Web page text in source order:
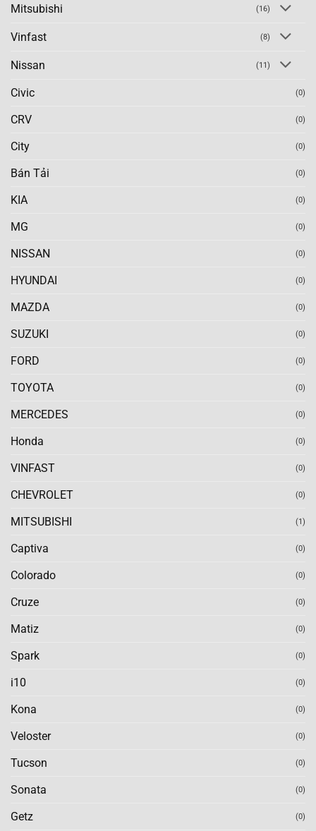
Mitsubishi (16)
Vinfast (8)
Nissan (11)
Civic (0)
CRV (0)
City (0)
Bán Tải (0)
KIA (0)
MG (0)
NISSAN (0)
HYUNDAI (0)
MAZDA (0)
SUZUKI (0)
FORD (0)
TOYOTA (0)
MERCEDES (0)
Honda (0)
VINFAST (0)
CHEVROLET (0)
MITSUBISHI (1)
Captiva (0)
Colorado (0)
Cruze (0)
Matiz (0)
Spark (0)
i10 (0)
Kona (0)
Veloster (0)
Tucson (0)
Sonata (0)
Getz (0)